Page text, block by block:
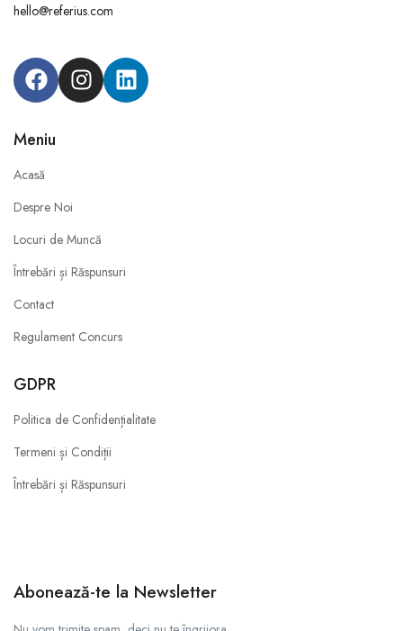
hello@referius.com
Meniu
Acasă
Despre Noi
Locuri de Muncă
Întrebări și Răspunsuri
Contact
Regulament Concurs
GDPR
Politica de Confidențialitate
Termeni și Condiții
Întrebări și Răspunsuri
Abonează-te la Newsletter